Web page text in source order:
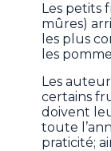
Les petits
mûres)
les plus
les
Les
certains
doivent
toute
praticité;